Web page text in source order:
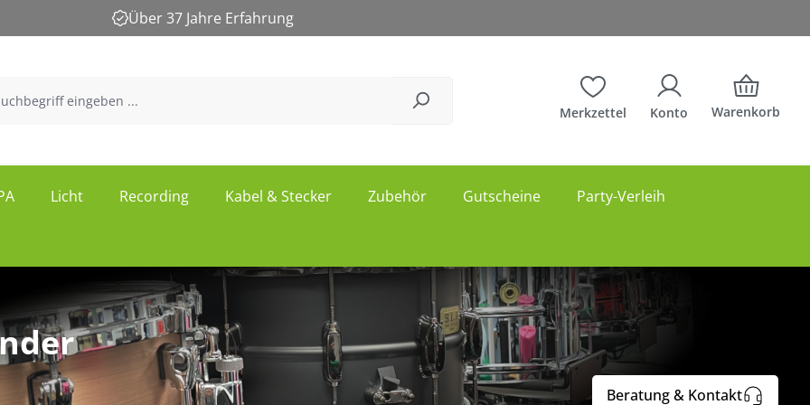
Über 37 Jahre Erfahrung
Merkzettel Konto Warenkorb
Licht Recording Kabel & Stecker Zubehör Gutscheine
Party-Verleih
Beratung & Kontakt